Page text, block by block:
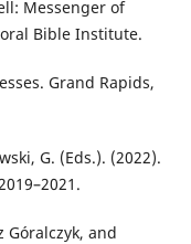
Messenger of
Bible Institute.
Grand Rapids,
G. (Eds.). (2022).
Góralczyk, and